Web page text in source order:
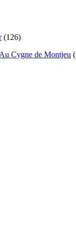
(126)
Cygne de Montjeu